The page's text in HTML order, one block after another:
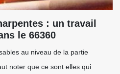
: un travail
le 66360
au niveau de la partie
noter que ce sont elles qui